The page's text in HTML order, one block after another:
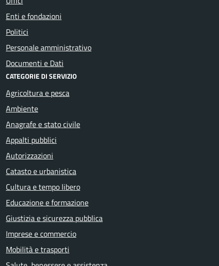
Enti e fondazioni
Politici
Personale amministrativo
Documenti e Dati
CATEGORIE DI SERVIZIO
Agricoltura e pesca
Ambiente
Anagrafe e stato civile
Appalti pubblici
Autorizzazioni
Catasto e urbanistica
Cultura e tempo libero
Educazione e formazione
Giustizia e sicurezza pubblica
Imprese e commercio
Mobilità e trasporti